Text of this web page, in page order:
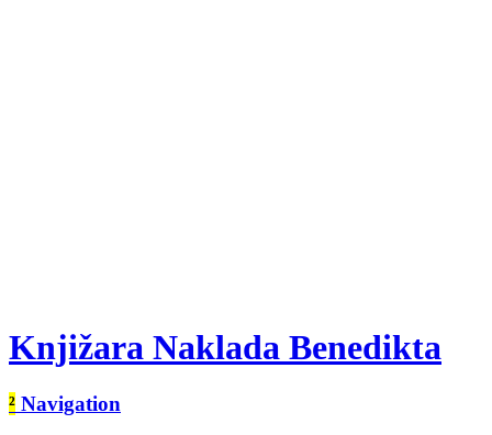
Knjižara Naklada Benedikta
² Navigation